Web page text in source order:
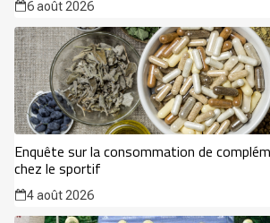
6 août 2026
Enquête sur la consommation de
chez le sportif
4 août 2026